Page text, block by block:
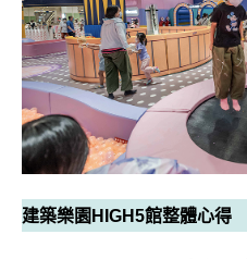
建築樂園HIGH5館整體心得